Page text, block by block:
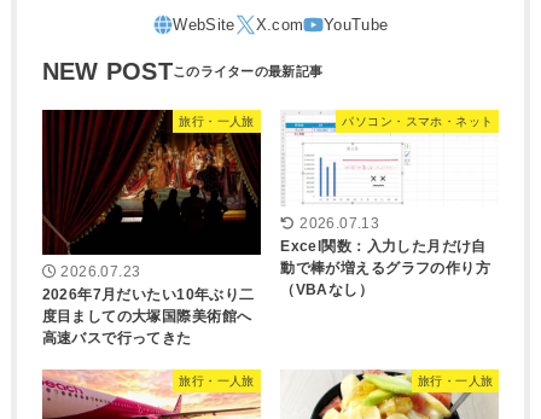
NEW POST
旅行・一人旅
2026.07.23
2026年7月だいたい10年ぶり二
度目ましての大塚国際美術館へ
高速バスで行ってきた
パソコン・スマホ・ネット
2026.07.13
Excel関数：入力した月だけ自
動で棒が増えるグラフの作り方
（VBAなし）
旅行・一人旅 旅行・一人旅